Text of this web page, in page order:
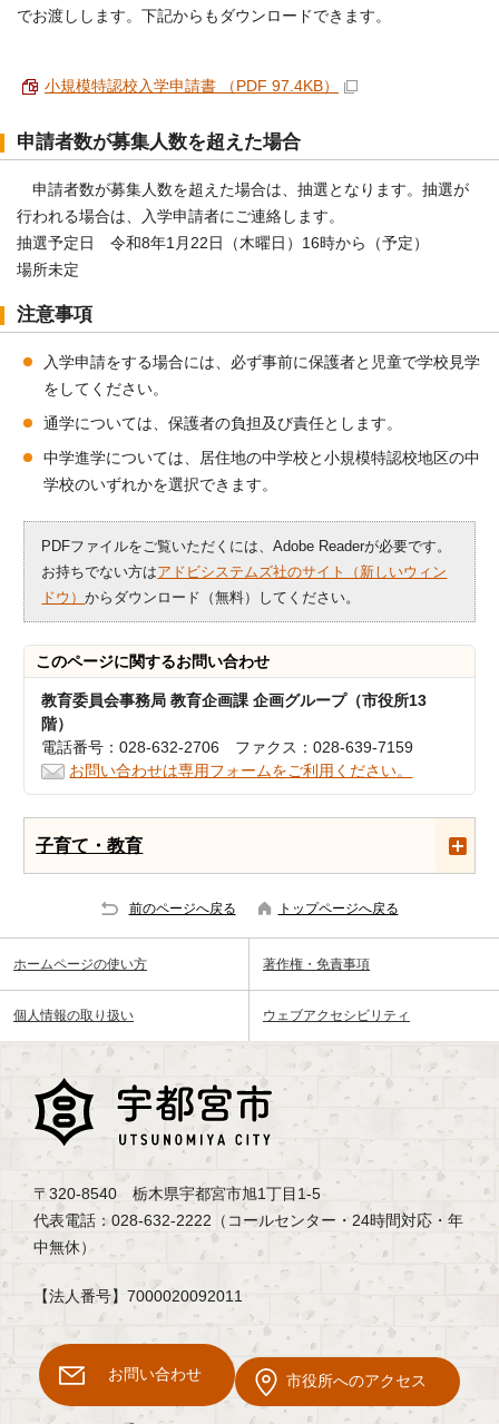
でお渡しします。下記からもダウンロードできます。
小規模特認校入学申請書 （PDF 97.4KB）
申請者数が募集人数を超えた場合
申請者数が募集人数を超えた場合は、抽選となります。抽選が
行われる場合は、入学申請者にご連絡します。
抽選予定日 令和8年1月22日（木曜日）16時から（予定）
場所未定
注意事項
入学申請をする場合には、必ず事前に保護者と児童で学校見学
をしてください。
通学については、保護者の負担及び責任とします。
中学進学については、居住地の中学校と小規模特認校地区の中
学校のいずれかを選択できます。
PDFファイルをご覧いただくには、Adobe Readerが必要です。
お持ちでない方はアドビシステムズ社のサイト（新しいウィン
ドウ）からダウンロード（無料）してください。
このページに関するお問い合わせ
教育委員会事務局 教育企画課 企画グループ（市役所13
階）
電話番号：028-632-2706 ファクス：028-639-7159
お問い合わせは専用フォームをご利用ください。
子育て・教育
前のページへ戻る トップページへ戻る
ホームページの使い方 著作権・免責事項
個人情報の取り扱い ウェブアクセシビリティ
〒320-8540 栃木県宇都宮市旭1丁目1-5
代表電話：028-632-2222（コールセンター・24時間対応・年
中無休）
【法人番号】7000020092011
お問い合わせ 市役所へのアクセス